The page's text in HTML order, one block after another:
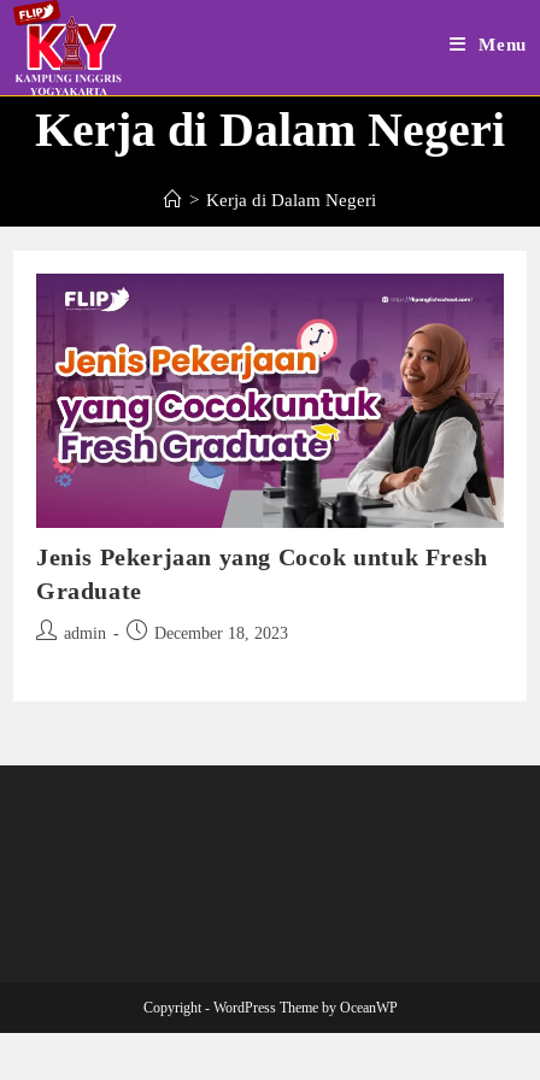
Skip
content
Menu
Kerja di Dalam Negeri
> Kerja di Dalam Negeri
Jenis Pekerjaan yang Cocok untuk Fresh
Graduate
Post admin
Post December 18, 2023
Copyright - WordPress Theme by OceanWP